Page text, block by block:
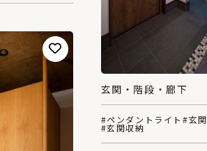
玄関・階段・廊下
#ペンダントライト #玄関
#玄関収納